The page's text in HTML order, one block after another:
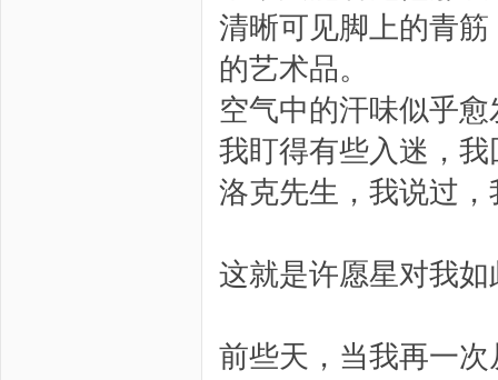
清晰可见脚上的青
的艺术品。
空气中的汗味似乎
我盯得有些入迷，
洛克先生，我说过
这就是许愿星对我
前些天，当我再一